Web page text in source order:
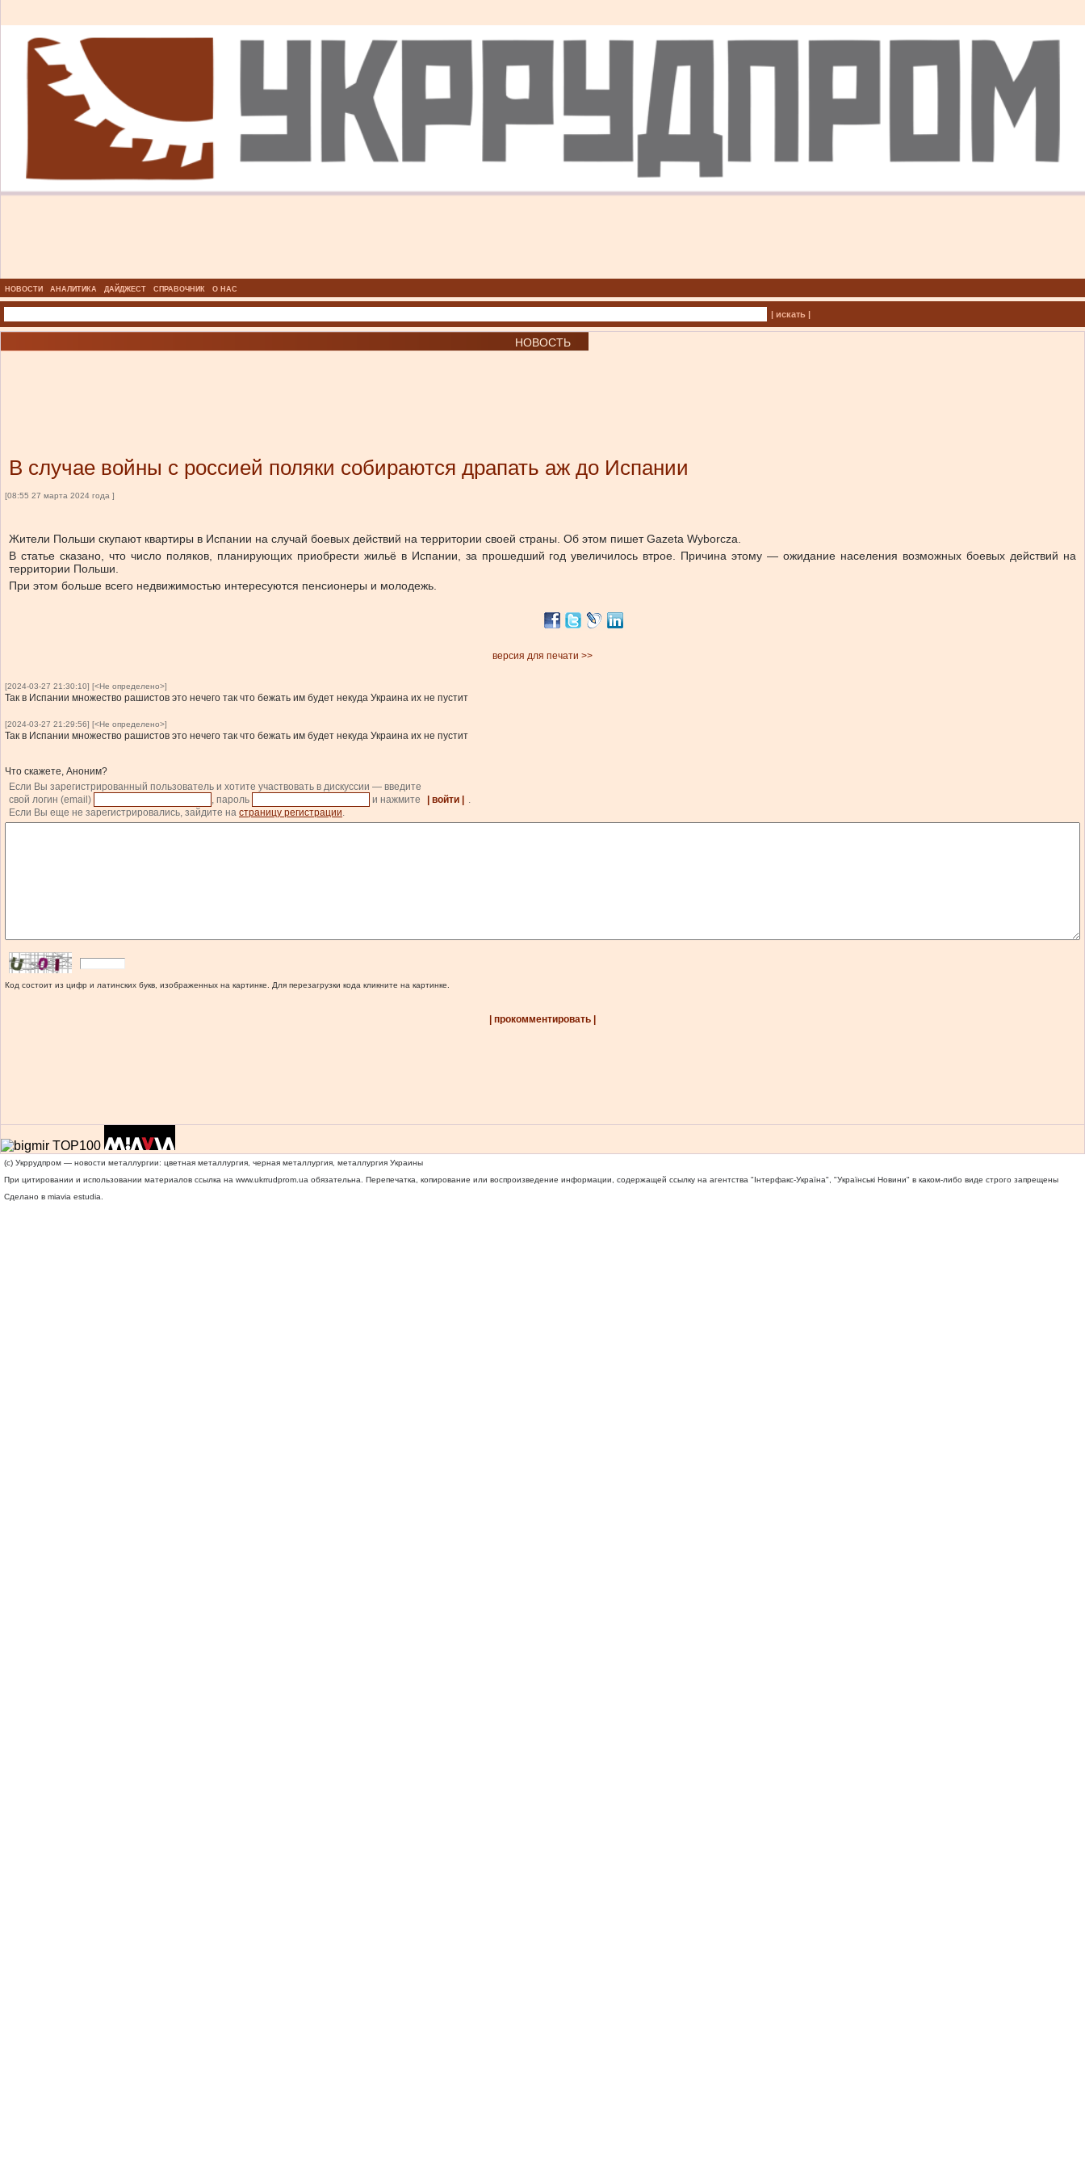
НОВОСТИ АНАЛИТИКА ДАЙДЖЕСТ СПРАВОЧНИК О НАС
| искать |
НОВОСТЬ
В случае войны с россией поляки собираются драпать аж до Испании
[08:55 27 марта 2024 года ]
Жители Польши скупают квартиры в Испании на случай боевых действий на территории своей страны. Об этом пишет Gazeta Wyborcza.
В статье сказано, что число поляков, планирующих приобрести жильё в Испании, за прошедший год увеличилось втрое. Причина этому — ожидание населения возможных боевых действий на
территории Польши.
При этом больше всего недвижимостью интересуются пенсионеры и молодежь.
версия для печати >>
[2024-03-27 21:30:10] [<Не определено>]
Так в Испании множество рашистов это нечего так что бежать им будет некуда Украина их не пустит
[2024-03-27 21:29:56] [<Не определено>]
Так в Испании множество рашистов это нечего так что бежать им будет некуда Украина их не пустит
Что скажете, Аноним?
Если Вы зарегистрированный пользователь и хотите участвовать в дискуссии — введите
свой логин (email)
, пароль и нажмите | войти |
.
Если Вы еще не зарегистрировались, зайдите на страницу регистрации.
Код состоит из цифр и латинских букв, изображенных на картинке. Для перезагрузки кода кликните на картинке.
| прокомментировать |
(c) Укррудпром — новости металлургии: цветная металлургия, черная металлургия, металлургия Украины
При цитировании и использовании материалов ссылка на www.ukrrudprom.ua обязательна. Перепечатка, копирование или воспроизведение информации, содержащей ссылку на агентства "Iнтерфакс-Україна", "Українськi Новини" в каком-либо виде строго запрещены
Сделано в miavia estudia.